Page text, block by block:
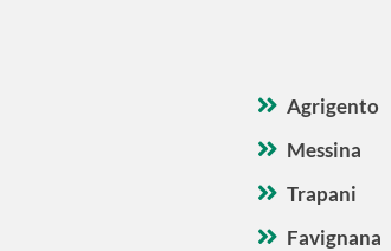
Agrigento
Messina
Trapani
Favignana